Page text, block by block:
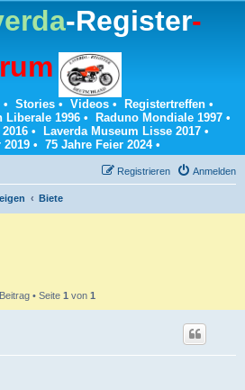
-Register-
• Stories• Videos• Registertreffen•
Liberale 1996• Raduno Mondiale 1997•
• Laverda Museum Lisse 2017 •
2019 • 75 Jahre Feier 2024•
Anmelden
Registrieren
Biete
• Seite 1 von 1